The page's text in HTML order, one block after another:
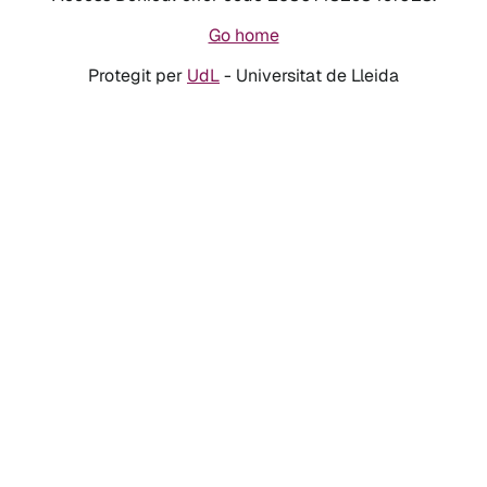
Go home
Protegit per UdL- Universitat de Lleida